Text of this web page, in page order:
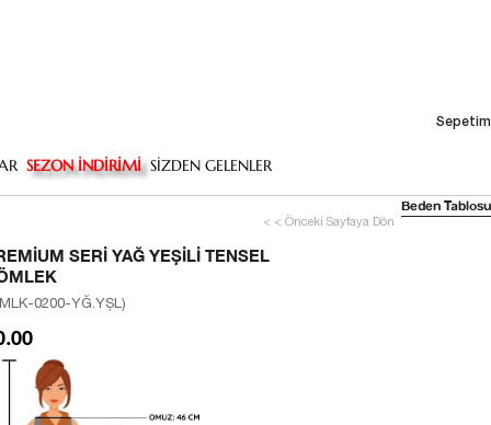
Sepetim
SEZON İNDİRİMİ SİZDEN GELENLER
< < Önceki Sayfaya Dön
SERI YAĞ YEŞILI TENSEL
0200-YĞ.YŞL)
Beden Tablosu